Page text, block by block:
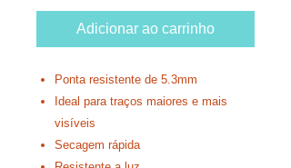
Adicionar ao carrinho
Ponta resistente de 5.3mm
Ideal para traços maiores e mais
visíveis
Secagem rápida